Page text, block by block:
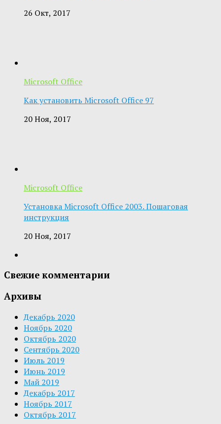
26 Окт, 2017
Microsoft Office
Как установить Microsoft Office 97
20 Ноя, 2017
Microsoft Office
Установка Microsoft Office 2003. Пошаговая
инструкция
20 Ноя, 2017
Свежие комментарии
Архивы
Декабрь 2020
Ноябрь 2020
Октябрь 2020
Сентябрь 2020
Июль 2019
Июнь 2019
Май 2019
Декабрь 2017
Ноябрь 2017
Октябрь 2017